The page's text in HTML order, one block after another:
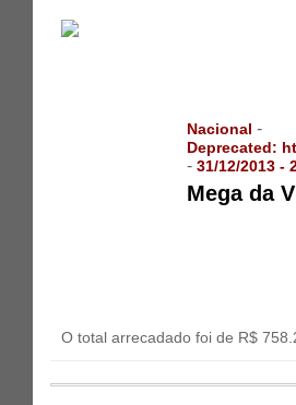
Nacional -
Deprecated:
-31/12/2013 -
Mega da
O total arrecadado foi de R$